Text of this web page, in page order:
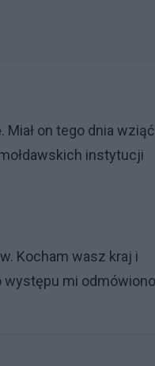
. Miał on tego dnia wziąć
instytucji
Kocham wasz kraj i
występu mi